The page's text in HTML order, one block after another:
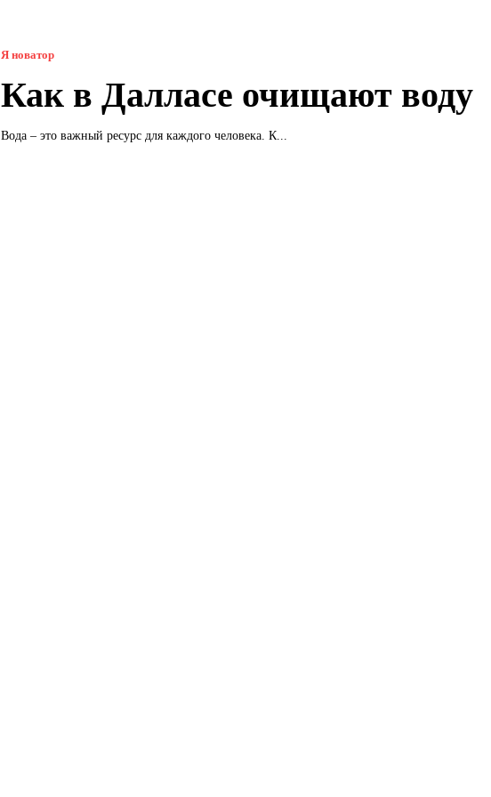
Я новатор
Как в Далласе очищают воду
Вода – это важный ресурс для каждого человека. К...